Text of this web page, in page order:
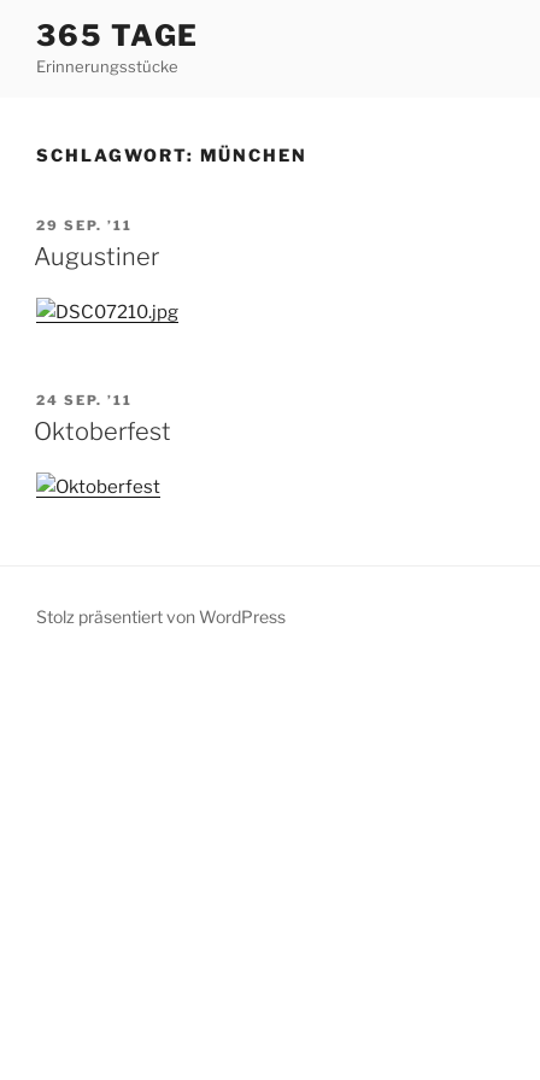
Inhalt
springen
365 TAGE
Erinnerungsstücke
SCHLAGWORT: MÜNCHEN
VERÖFFENTLICHT
AM
29 SEP. ’11
Augustiner
VERÖFFENTLICHT
AM
24 SEP. ’11
Oktoberfest
Stolz präsentiert von WordPress